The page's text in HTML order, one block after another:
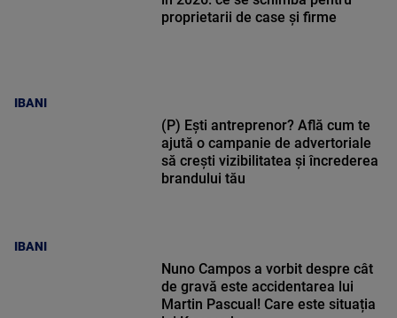
IBANI
proprietarii de case și firme
IBANI
(P) Ești antreprenor? Află cum te
ajută o campanie de advertoriale
să crești vizibilitatea și încrederea
brandului tău
Nuno Campos a vorbit despre cât
de gravă este accidentarea lui
Martin Pascual! Care este situația